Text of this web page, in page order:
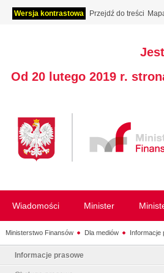
Wersja kontrastowa Przejdź do treści
Od 20 lutego 2019 r.
Wiadomości Minister
Ministerstwo Finansów Dla mediów Informacje
Informacje prasowe